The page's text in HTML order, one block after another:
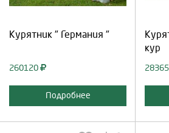
Курятник " Германия "
260120
Подробнее
кур